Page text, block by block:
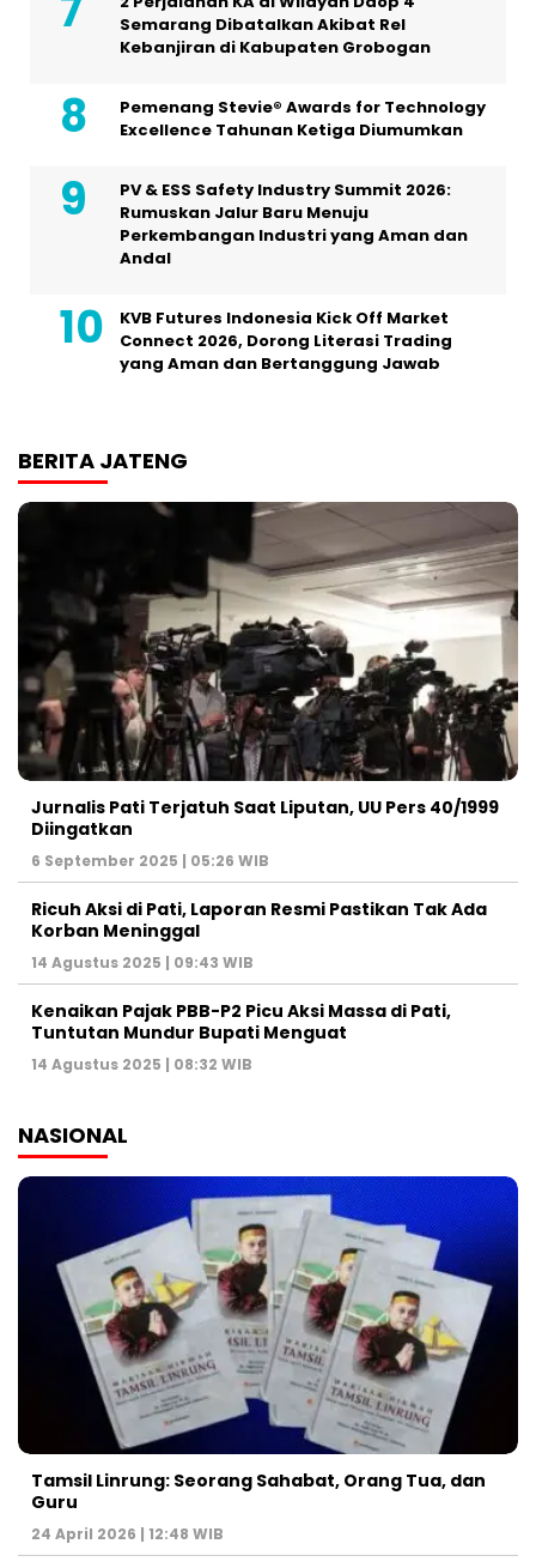
Semarang Dibatalkan Akibat Rel
Kebanjiran di Kabupaten Grobogan
Pemenang Stevie® Awards for Technology
Excellence Tahunan Ketiga Diumumkan
PV & ESS Safety Industry Summit 2026:
Rumuskan Jalur Baru Menuju
Perkembangan Industri yang Aman dan
Andal
KVB Futures Indonesia Kick Off Market
Connect 2026, Dorong Literasi Trading
yang Aman dan Bertanggung Jawab
BERITA JATENG
Jurnalis Pati Terjatuh Saat Liputan, UU Pers 40/1999
Diingatkan
6 September 2025 | 05:26 WIB
Ricuh Aksi di Pati, Laporan Resmi Pastikan Tak Ada
Korban Meninggal
14 Agustus 2025 | 09:43 WIB
Kenaikan Pajak PBB-P2 Picu Aksi Massa di Pati,
Tuntutan Mundur Bupati Menguat
14 Agustus 2025 | 08:32 WIB
NASIONAL
Tamsil Linrung: Seorang Sahabat, Orang Tua, dan
Guru
24 April 2026 | 12:48 WIB